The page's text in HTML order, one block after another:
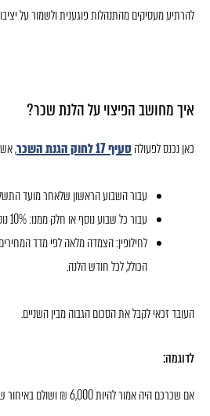
להרתיע מעסיקים מהתנהלות פוגענית ולשמור על
איך מחושב הפיצוי על הלנת שכר?
כאן נכנס לפעולה סעיף 17 לחוק הגנת השכר ,
עבור השבוע הראשון שלאחר מועד התשלום: 5% מהשכר
עבור כל שבוע נוסף או חלק ממנו: 10% נוספים לכל שבוע.
הכולל, לכל חודש הלנה.
העובד זכאי לקבל את הסכום הגבוה מבין השניים.
לדוגמה:
אם שכרכם היה אמור להיות 6,000 ₪ ושולם באיחור של חודשיים: